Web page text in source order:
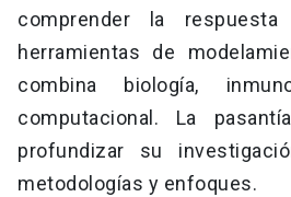
comprender la respuesta
herramientas de
combina biología,
computacional. La
profundizar su
metodologías y enfoques.